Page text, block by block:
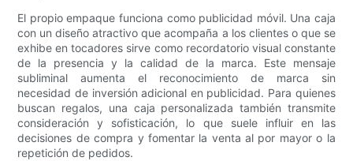
El propio empaque funciona como publicidad móvil. Una caja
con un diseño atractivo que acompaña a los clientes o que se
exhibe en tocadores sirve como recordatorio visual constante
de la presencia y la calidad de la marca. Este mensaje
subliminal aumenta el reconocimiento de marca sin
necesidad de inversión adicional en publicidad. Para quienes
buscan regalos, una caja personalizada también transmite
consideración y sofisticación, lo que suele influir en las
decisiones de compra y fomentar la venta al por mayor o la
repetición de pedidos.